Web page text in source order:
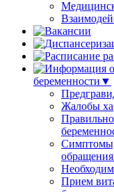
беременности▼
Жалобы
Симптомы,
Прием